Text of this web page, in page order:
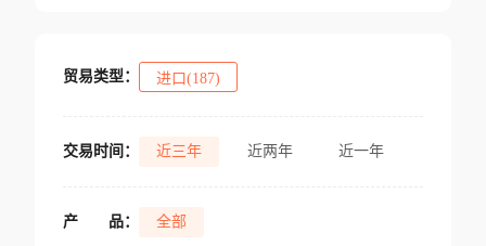
贸易类型： 进口(187)
交易时间： 近三年 近两年 近一年
产 品： 全部